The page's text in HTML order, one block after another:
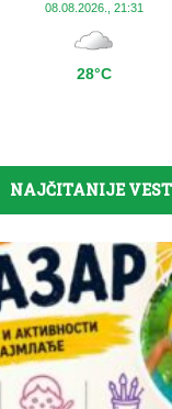
08.08.2026., 21:31
28°C
NAJČITANIJE